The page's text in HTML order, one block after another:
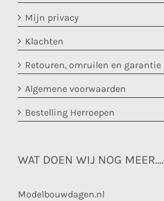
Mijn privacy
Klachten
Retouren, omruilen en garantie
Algemene voorwaarden
Bestelling Herroepen
WAT DOEN WIJ NOG MEER….
Modelbouwdagen.nl